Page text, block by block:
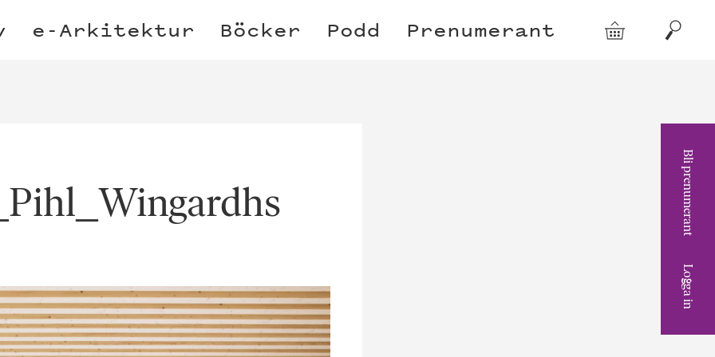
e-Arkitektur Böcker Podd Prenumerant Varukorg Sök
Bli prenumerant
Logga in